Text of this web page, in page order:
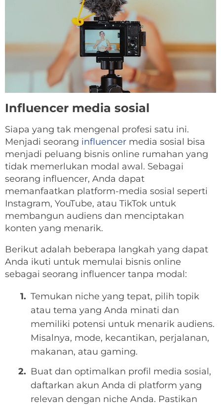
Influencer media sosial
Siapa yang tak mengenal profesi satu ini.
Menjadi seorang influencer media sosial bisa
menjadi peluang bisnis online rumahan yang
tidak memerlukan modal awal. Sebagai
seorang influencer, Anda dapat
memanfaatkan platform-media sosial seperti
Instagram, YouTube, atau TikTok untuk
membangun audiens dan menciptakan
konten yang menarik.
Berikut adalah beberapa langkah yang dapat
Anda ikuti untuk memulai bisnis online
sebagai seorang influencer tanpa modal:
Temukan niche yang tepat, pilih topik
atau tema yang Anda minati dan
memiliki potensi untuk menarik audiens.
Misalnya, mode, kecantikan, perjalanan,
makanan, atau gaming.
Buat dan optimalkan profil media sosial,
daftarkan akun Anda di platform yang
relevan dengan niche Anda. Pastikan